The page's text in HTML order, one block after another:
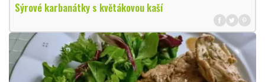
Sýrové karbanátky s květákovou kaší